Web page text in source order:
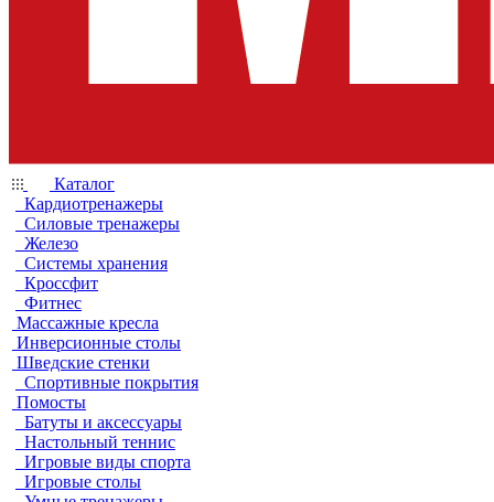
Каталог
Кардиотренажеры
Силовые тренажеры
Железо
Системы хранения
Кроссфит
Фитнес
Массажные кресла
Инверсионные столы
Шведские стенки
Спортивные покрытия
Помосты
Батуты и аксессуары
Настольный теннис
Игровые виды спорта
Игровые столы